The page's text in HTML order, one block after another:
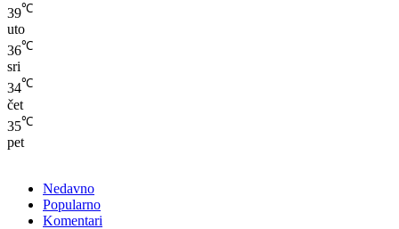
39℃
uto
36℃
sri
34℃
čet
35℃
pet
Nedavno
Popularno
Komentari